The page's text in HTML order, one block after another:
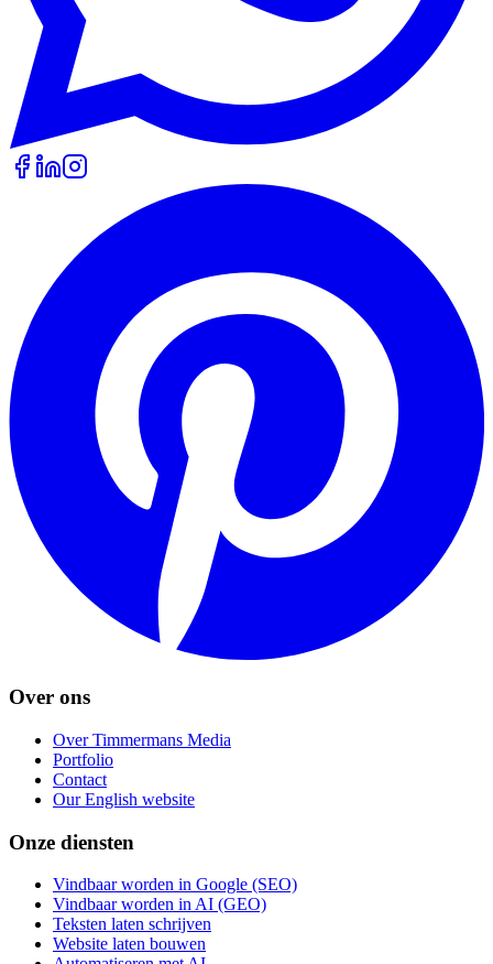
Over ons
Over Timmermans Media
Portfolio
Contact
Our English website
Onze diensten
Vindbaar worden in Google (SEO)
Vindbaar worden in AI (GEO)
Teksten laten schrijven
Website laten bouwen